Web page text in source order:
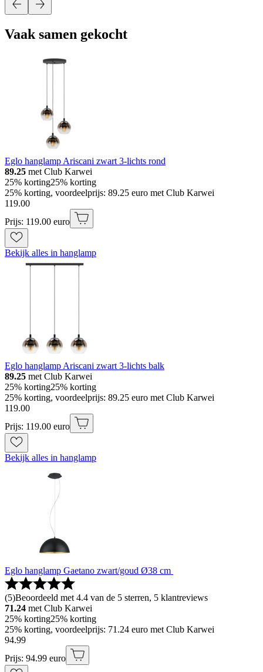
Vaak samen gekocht
Eglo hanglamp Ariscani zwart 3-lichts rond
89.25 met Club Karwei
25% korting25% korting
25% korting, voordeelprijs: 89.25 euro met Club Karwei
119.00
Prijs: 119.00 euro
Bekijk alles in hanglamp
Eglo hanglamp Ariscani zwart 3-lichts balk
89.25 met Club Karwei
25% korting25% korting
25% korting, voordeelprijs: 89.25 euro met Club Karwei
119.00
Prijs: 119.00 euro
Bekijk alles in hanglamp
Eglo hanglamp Gaetano zwart/goud Ø38 cm
(5)Beoordeeld met 4.4 van de 5 sterren, 5 klantreviews
71.24 met Club Karwei
25% korting25% korting
25% korting, voordeelprijs: 71.24 euro met Club Karwei
94.99
Prijs: 94.99 euro